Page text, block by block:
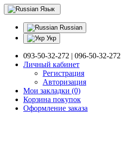
Язык
Russian
Укр
093-50-32-272 | 096-50-32-272
Личный кабинет
Регистрация
Авторизация
Мои закладки (0)
Корзина покупок
Оформление заказа